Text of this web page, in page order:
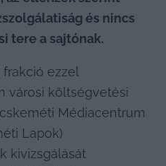
és nincs
tere a sajtónak.
ezzel
városi költségvetési
Médiacentrum
Lapok)
kivizsgálását